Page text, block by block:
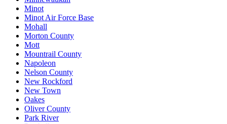
Minot
Minot Air Force Base
Mohall
Morton County
Mott
Mountrail County
Napoleon
Nelson County
New Rockford
New Town
Oakes
Oliver County
Park River